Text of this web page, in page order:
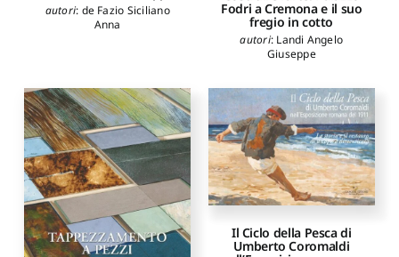
autori: de Fazio Siciliano
Anna
Fodri a Cremona e il suo
fregio in cotto
autori: Landi Angelo
Giuseppe
Il Ciclo della Pesca di
Umberto Coromaldi